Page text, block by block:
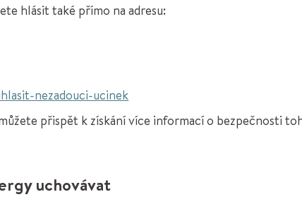
hlásit také přímo na adresu:
nezadouci-ucinek
přispět k získání více informací o bezpečnosti
uchovávat